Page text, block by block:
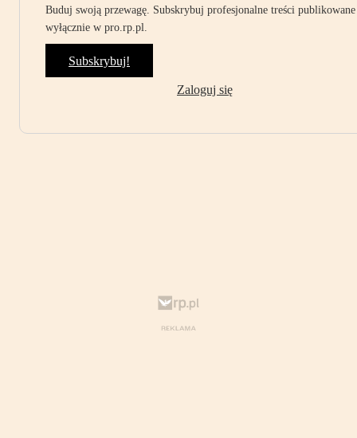
Buduj swoją przewagę. Subskrybuj profesjonalne treści publikowane
wyłącznie w pro.rp.pl.
Subskrybuj!
Zaloguj się